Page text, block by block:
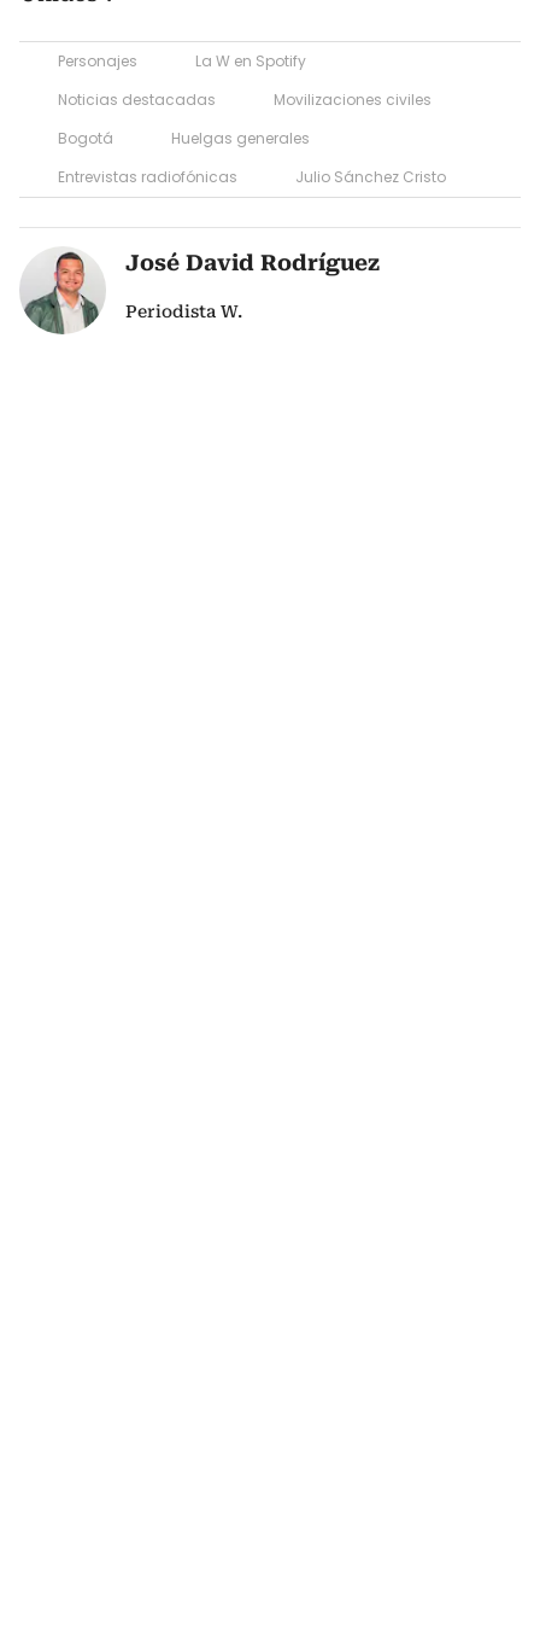
Personajes
La W en Spotify
Noticias destacadas
Movilizaciones civiles
Bogotá
Huelgas generales
Entrevistas radiofónicas
Julio Sánchez Cristo
José David Rodríguez
Periodista W.